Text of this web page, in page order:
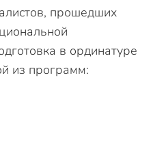
прошедших
в ординатуре
из программ: